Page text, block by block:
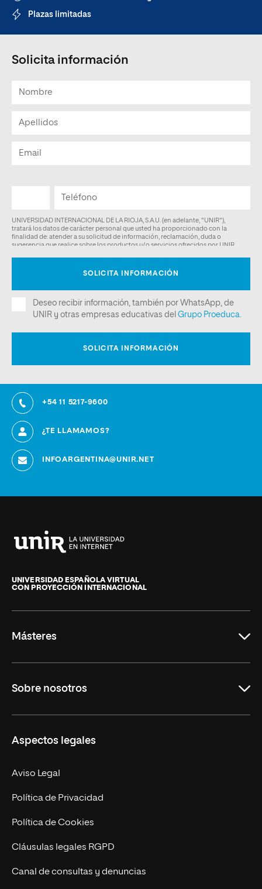
Plazas limitadas
Solicita información
+54 11 5217-9600
¿TE LLAMAMOS?
INFOARGENTINA@UNIR.NET
de
La
UNIVERSIDAD ESPAÑOLA VIRTUAL
CON PROYECCIÓN INTERNACIONAL
Másteres
Derecho
Empresa
MBA
Marketing y Comunicación
Ingeniería
Diseño
Ciencias de la Salud
Sobre nosotros
Nuestro Equipo
Contacto
Aspectos legales
Aviso Legal
Política de Privacidad
Política de Cookies
Cláusulas legales RGPD
Canal de consultas y denuncias